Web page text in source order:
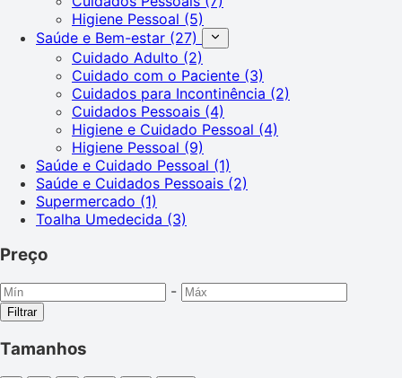
Higiene Pessoal (5)
Saúde e Bem-estar (27)
Cuidado Adulto (2)
Cuidado com o Paciente (3)
Cuidados para Incontinência (2)
Cuidados Pessoais (4)
Higiene e Cuidado Pessoal (4)
Higiene Pessoal (9)
Saúde e Cuidado Pessoal (1)
Saúde e Cuidados Pessoais (2)
Supermercado (1)
Toalha Umedecida (3)
Preço
-
Filtrar
Tamanhos